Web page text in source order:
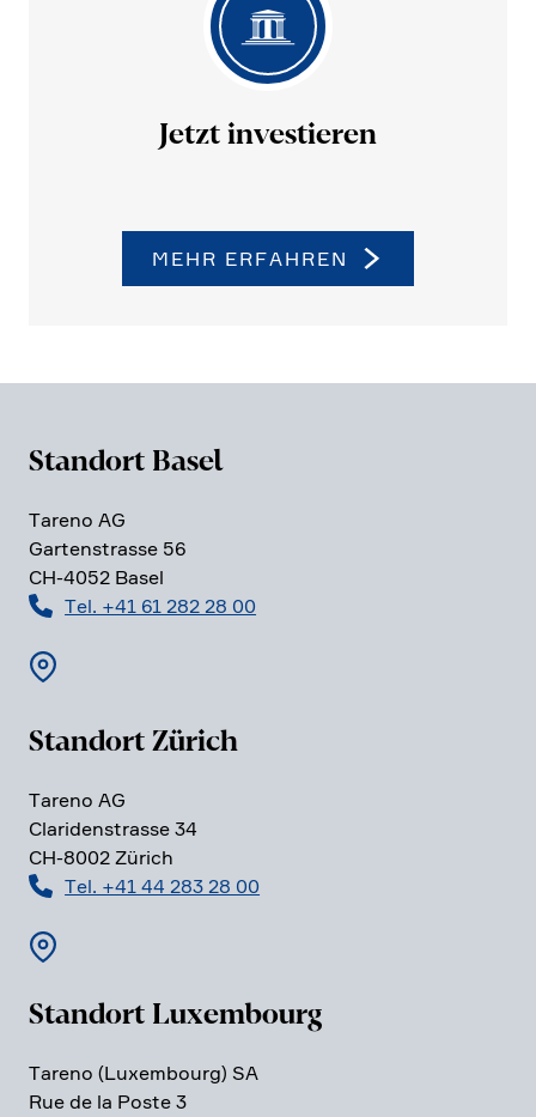
Jetzt investieren
MEHR ERFAHREN
Standort Basel
Tareno AG
Garten­strasse 56
CH-4052 Basel
Tel. +41 61 282 28 00
Standort Zürich
Tareno AG
Clari­den­strasse 34
CH-8002 Zürich
Tel. +41 44 283 28 00
Standort Luxem­bourg
Tareno (Luxem­bourg) SA
Rue de la Poste 3